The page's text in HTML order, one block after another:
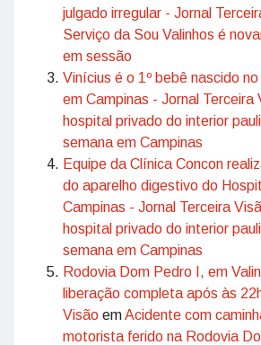
julgado irregular - Jornal
Serviço da Sou Valinhos é
em sessão
Vinícius é o 1º bebê nascido
em Campinas - Jornal Terceira
hospital privado do interior
semana em Campinas
Equipe da Clínica Concon
do aparelho digestivo do
Campinas - Jornal Terceira
hospital privado do interior
semana em Campinas
Rodovia Dom Pedro I, em
liberação completa após às
Visão emAcidente com
motorista ferido na Rodovia